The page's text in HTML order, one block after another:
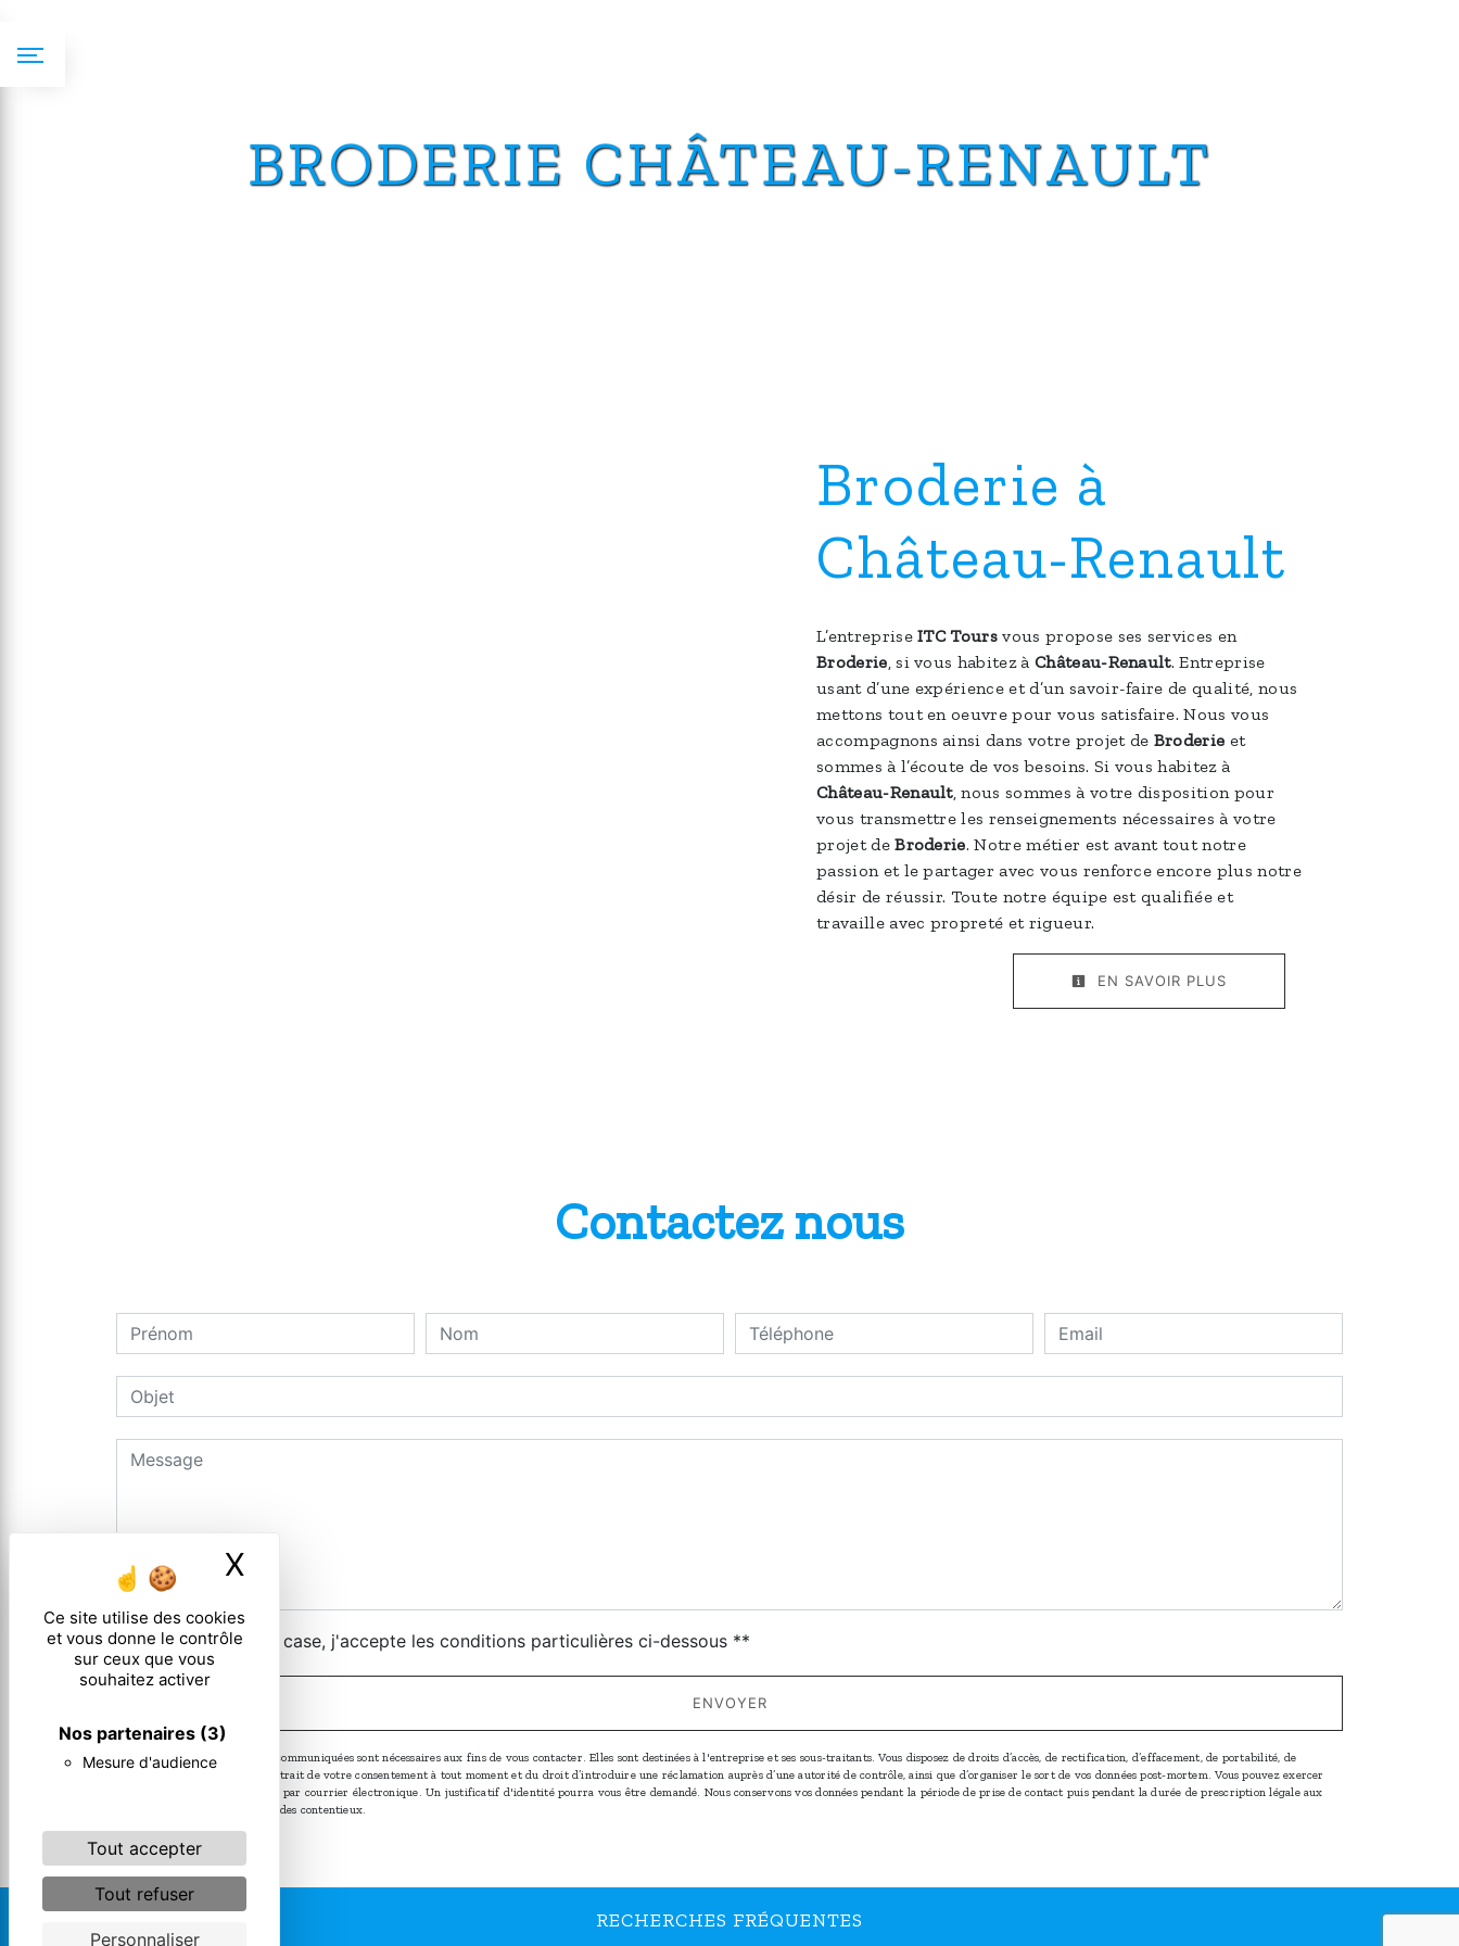
Ce site utilise des cookies
et vous donne le contrôle
sur ceux que vous
souhaitez activer
Nos partenaires (3)
Mesure d'audience
Tout accepter
Tout refuser
Personnaliser
X
BRODERIE CHÂTEAU-RENAULT
Broderie à
Château-Renault
L’entrepriseITC Tours vous propose ses services en
Broderie, si vous habitez à Château-Renault. Entreprise
usant d’une expérience et d’un savoir-faire de qualité, nous
mettons tout en oeuvre pour vous satisfaire. Nous vous
accompagnons ainsi dans votre projet de Broderie et
sommes à l’écoute de vos besoins. Si vous habitez à
Château-Renault, nous sommes à votre disposition pour
vous transmettre les renseignements nécessaires à votre
projet deBroderie. Notre métier est avant tout notre
passion et le partager avec vous renforce encore plus notre
désir de réussir. Toute notre équipe est qualifiée et
travaille avec propreté et rigueur.
EN SAVOIR PLUS
Contactez nous
En cochant cette case, j'accepte les conditions particulières ci-dessous **
ENVOYER
** Les données personnelles communiquées sont nécessaires aux fins de vous contacter. Elles sont destinées à l'entreprise et ses sous-traitants. Vous disposez de droits d’accès, de rectification, d’effacement, de portabilité, de
limitation, d’opposition, de retrait de votre consentement à tout moment et du droit d’introduire une réclamation auprès d’une autorité de contrôle, ainsi que d’organiser le sort de vos données post-mortem. Vous pouvez exercer
ces droits par voie postale ou par courrier électronique. Un justificatif d'identité pourra vous être demandé. Nous conservons vos données pendant la période de prise de contact puis pendant la durée de prescription légale aux
fins probatoire et de gestion des contentieux.
RECHERCHES FRÉQUENTES